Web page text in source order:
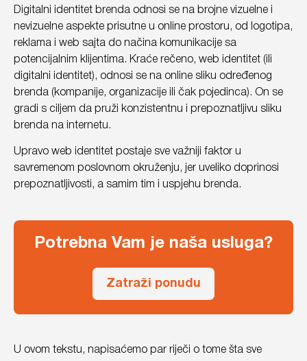
Digitalni identitet brenda odnosi se na brojne vizuelne i
nevizuelne aspekte prisutne u online prostoru, od logotipa,
reklama i web sajta do načina komunikacije sa
potencijalnim klijentima. Kraće rečeno, web identitet (ili
digitalni identitet), odnosi se na online sliku određenog
brenda (kompanije, organizacije ili čak pojedinca). On se
gradi s ciljem da pruži konzistentnu i prepoznatljivu sliku
brenda na internetu.
Upravo web identitet postaje sve važniji faktor u
savremenom poslovnom okruženju, jer uveliko doprinosi
prepoznatljivosti, a samim tim i uspjehu brenda.
Potrebna Vam je naša usluga?
Zatraži ponudu
U ovom tekstu, napisaćemo par riječi o tome šta sve